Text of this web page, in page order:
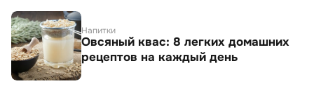
Напитки
Овсяный квас: 8 легких домашних
рецептов на каждый день